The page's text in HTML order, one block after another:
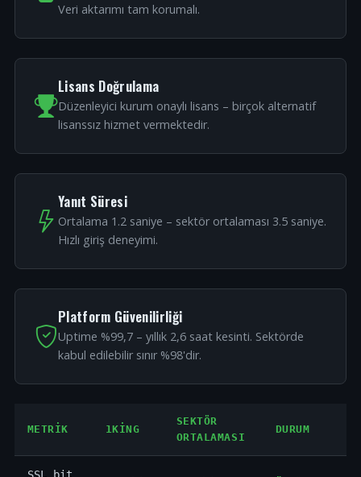
Veri aktarımı tam korumalı.
Lisans Doğrulama
Düzenleyici kurum onaylı lisans – birçok alternatif
lisanssız hizmet vermektedir.
Yanıt Süresi
Ortalama 1.2 saniye – sektör ortalaması 3.5 saniye.
Hızlı giriş deneyimi.
Platform Güvenilirliği
Uptime %99,7 – yıllık 2,6 saat kesinti. Sektörde
kabul edilebilir sınır %98'dir.
METRIK 1KING
SEKTÖR
ORTALAMASI
DURUM